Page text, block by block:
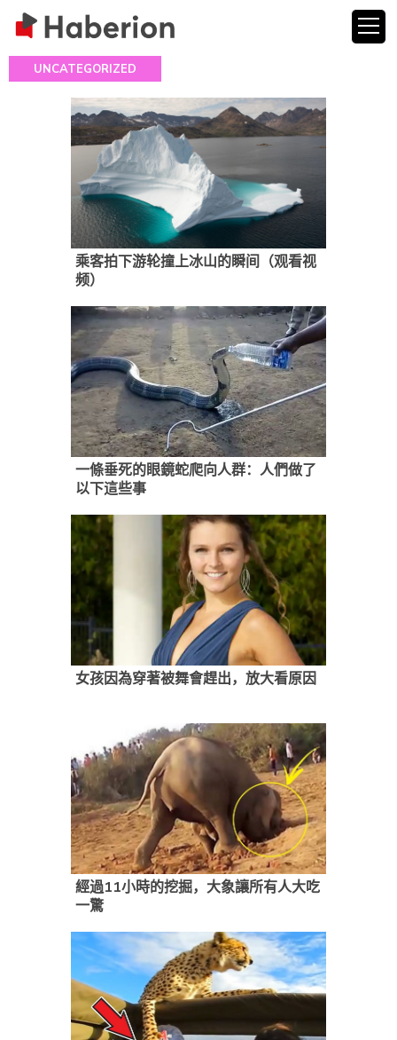
UNCATEGORIZED
乘客拍下游轮撞上冰山的瞬间（观看视
频）
一條垂死的眼鏡蛇爬向人群：人們做了
以下這些事
女孩因為穿著被舞會趕出，放大看原因
經過11小時的挖掘，大象讓所有人大吃
一驚